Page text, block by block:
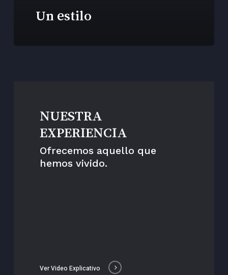
Un estilo
NUESTRA
EXPERIENCIA
Ofrecemos aquello que
hemos vivido.
Ver Video Explicativo